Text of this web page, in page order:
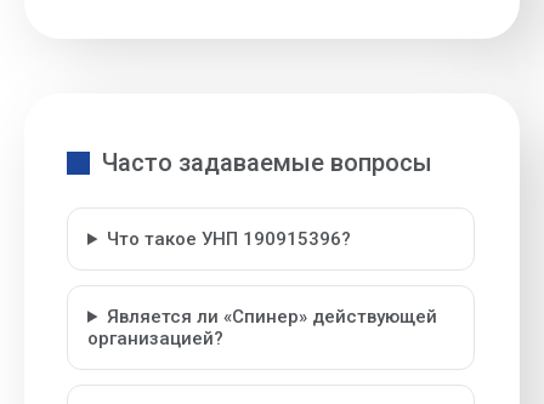
Часто задаваемые вопросы
Что такое УНП 190915396?
Является ли «Спинер» действующей
организацией?